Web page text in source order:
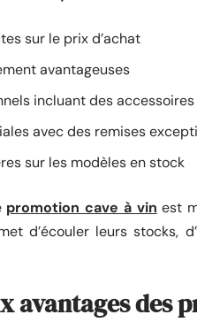
sur le prix d’achat
avantageuses
incluant des
avec des remises
sur les modèles en stock
promotion cave à vin est
d’écouler leurs stocks,
avantages des